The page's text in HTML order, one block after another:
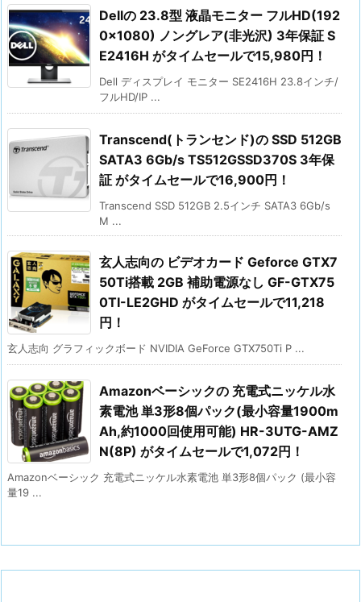
Dellの 23.8型 液晶モニター フルHD(192
0×1080) ノングレア(非光沢) 3年保証 S
E2416H がタイムセールで15,980円！
Dell ディスプレイ モニター SE2416H 23.8インチ/
フルHD/IP ...
Transcend(トランセンド)の SSD 512GB
SATA3 6Gb/s TS512GSSD370S 3年保
証 がタイムセールで16,900円！
Transcend SSD 512GB 2.5インチ SATA3 6Gb/s
M ...
玄人志向の ビデオカード Geforce GTX7
50Ti搭載 2GB 補助電源なし GF-GTX75
0TI-LE2GHD がタイムセールで11,218
円！
玄人志向 グラフィックボード NVIDIA GeForce GTX750Ti P ...
Amazonベーシックの 充電式ニッケル水
素電池 単3形8個パック(最小容量1900m
Ah,約1000回使用可能) HR-3UTG-AMZ
N(8P) がタイムセールで1,072円！
Amazonベーシック 充電式ニッケル水素電池 単3形8個パック (最小容
量19 ...